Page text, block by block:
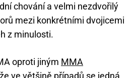
chování a velmi nezdvořilý
mezi konkrétními dvojicemi
z minulosti.
oproti jiným MMA
ve většině případů se jedná